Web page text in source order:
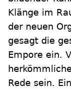
Klänge im
der neuen
gesagt die
Empore ein.
Rede sein.